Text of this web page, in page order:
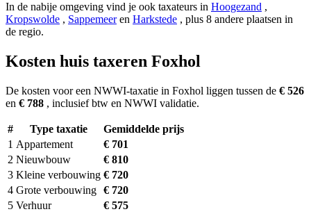
In de nabije omgeving vind je ook taxateurs in Hoogezand ,
Kropswolde , Sappemeeren Harkstede , plus 8 andere plaatsen in
de regio.
Kosten huis taxeren Foxhol
De kosten voor een NWWI-taxatie in Foxhol liggen tussen de € 526
en € 788 , inclusief btw en NWWI validatie.
# Type taxatie
Gemiddelde prijs
1 Appartement
€ 701
2 Nieuwbouw
€ 810
3 Kleine verbouwing € 720
4 Grote verbouwing € 720
5 Verhuur € 575